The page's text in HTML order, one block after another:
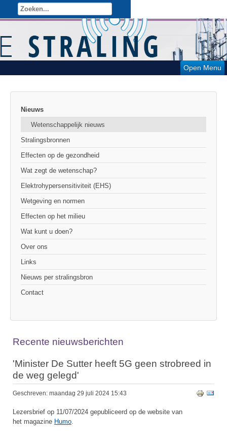
Open Menu
Nieuws
Wetenschappelijk nieuws
Stralingsbronnen
Effecten op de gezondheid
Wat zegt de wetenschap?
Elektrohypersensitiviteit (EHS)
Wetgeving en normen
Effecten op het milieu
Wat kunt u doen?
Over ons
Links
Nieuws per stralingsbron
Contact
Recente nieuwsberichten
'Minister De Sutter heeft 5G geen strobreed in
de weg gelegd'
Geschreven: maandag 29 juli 2024 15:43
Lezersbrief op 11/07/2024 gepubliceerd op de website van
het magazine Humo